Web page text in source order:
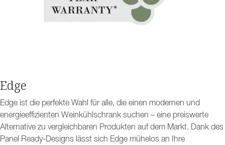
Edge
Edge ist die perfekte Wahl für alle, die einen modernen und
energieeffizienten Weinkühlschrank suchen – eine preiswerte
Alternative zu vergleichbaren Produkten auf dem Markt. Dank des
Panel Ready-Designs lässt sich Edge mühelos an Ihre